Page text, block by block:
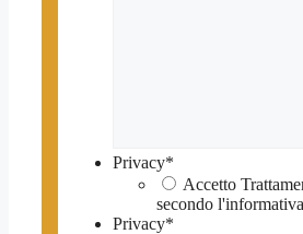
Privacy*
Accetto
secondo
Privacy*